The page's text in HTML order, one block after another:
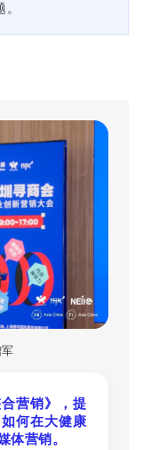
营销》，提
何在大健康
体营销。